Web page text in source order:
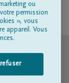
ou
permission
», vous
appareil. Vous